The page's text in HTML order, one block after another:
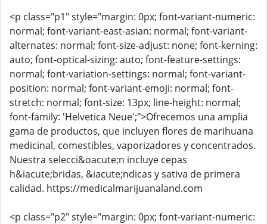
<p class="p1" style="margin: 0px; font-variant-numeric:
normal; font-variant-east-asian: normal; font-variant-
alternates: normal; font-size-adjust: none; font-kerning:
auto; font-optical-sizing: auto; font-feature-settings:
normal; font-variation-settings: normal; font-variant-
position: normal; font-variant-emoji: normal; font-
stretch: normal; font-size: 13px; line-height: normal;
font-family: 'Helvetica Neue';">Ofrecemos una amplia
gama de productos, que incluyen flores de marihuana
medicinal, comestibles, vaporizadores y concentrados.
Nuestra selecci&oacute;n incluye cepas
h&iacute;bridas, &iacute;ndicas y sativa de primera
calidad. https://medicalmarijuanaland.com
<p class="p2" style="margin: 0px; font-variant-numeric: